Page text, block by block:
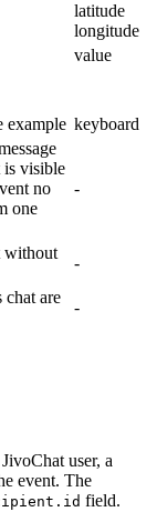
latitude
longitude
value
example keyboard
is visible
no
one
-
without
-
chat are
-
user, a
event. The
field.